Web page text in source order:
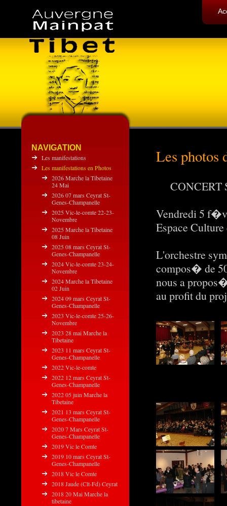
NAVIGATION
Les manifestations
Les manifestations en Photos
2026 Marche la Tibetaine
24 Mai
2026 07 mars Ceyrat St-
Genes-Champanelle
2025 Vic-le-comte 22-23-
Novembre
2025 Marche la Tibetaine
08 Juin
2025 08 mars Ceyrat St-
Genes-Champanelle
2024 Vic-le-comte 23-24-
Novembre
2024 Marche la Tibetaine
02 Juin
2024 09 mars Ceyrat St-
Genes-Champanelle
2023 Vic-le-comte 25-26-
Novembre
2023 28 mai Marche la
Tibetaine
2023 11 mars Ceyrat St-
Genes-Champanelle
2022 Vic-le-comte
2022 12 mars Ceyrat St-
Genes-Champanelle
2022 05 juin Marche la
Tibetaine
2021 13 mars Ceyrat St-
Genes-Champanelle
2020 7 Mars Ceyrat St-
Genes-Champanelle
2019 Vic le Comte
2019 10 mars Ceyrat St-
Genes-Champanelle
2018 Vic le Comte
2018 Jaude (Clt-Fd) Ceyrat
2018 20 Mai Marche la
tibetaine
Les photos
Vendredi 5
Espace
L'orchestre
compos� de
nous a
au profit du